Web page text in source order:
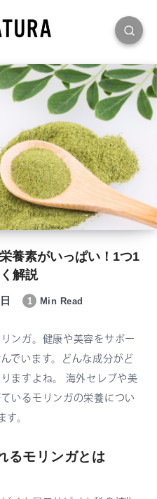
養素がいっぱい！1つ1
解説
1 Min Read
ンガ。健康や美容をサポー
でいます。どんな成分がど
ますよね。 海外セレブや美
いるモリンガの栄養につい
。
るモリンガとは